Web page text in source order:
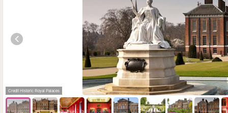
Credit Historic Royal Palaces